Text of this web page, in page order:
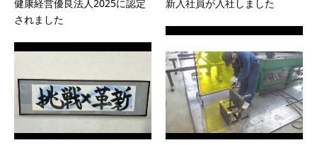
健康経営優良法人2025に認定
されました
新入社員が入社しました